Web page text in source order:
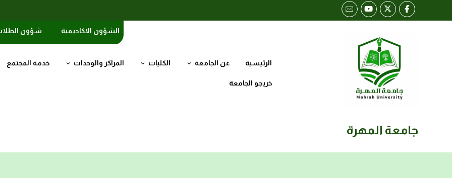
الشؤون الاكاديمية شؤون
جامعة المهرة
الرئيسية عن الجامعة الكليات المراكز والوحدات خدمة المجتمع
خريجو الجامعة